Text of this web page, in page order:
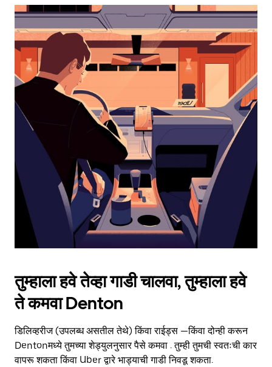
interact
the
calendar
and
select
a
date.
Press
the
escape
button
the
calendar.
तुम्हाला हवे तेव्हा गाडी चालवा, तुम्हाला हवे
ते कमवा Denton
डिलिव्हरीज (उपलब्ध असतील तेथे) किंवा राईड्स —किंवा दोन्ही करून
Dentonमध्ये तुमच्या शेड्युलनुसार पैसे कमवा . तुम्ही तुमची स्वतःची कार
वापरू शकता किंवा Uber द्वारे भाड्याची गाडी निवडू शकता.